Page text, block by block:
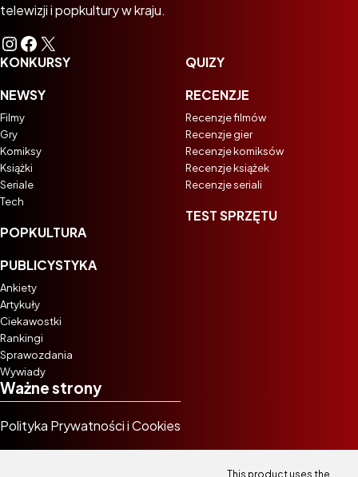
telewizji i popkultury w kraju.
Instagram
Facebook
X
KONKURSY
NEWSY
Filmy
Gry
Komiksy
Książki
Seriale
Tech
POPKULTURA
PUBLICYSTYKA
Ankiety
Artykuły
Ciekawostki
Rankingi
Sprawozdania
Wywiady
QUIZY
RECENZJE
Recenzje filmów
Recenzje gier
Recenzje komiksów
Recenzje książek
Recenzje seriali
TEST SPRZĘTU
Ważne strony
Polityka Prywatności i Cookies
This product uses the